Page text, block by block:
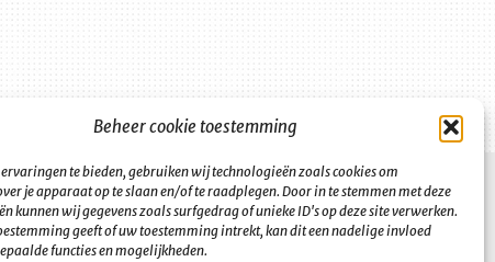
Beheer cookie toestemming
ervaringen te bieden, gebruiken wij technologieën zoals cookies om
je apparaat op te slaan en/of te raadplegen. Door in te stemmen met deze
kunnen wij gegevens zoals surfgedrag of unieke ID's op deze site verwerken.
geeft of uw toestemming intrekt, kan dit een nadelige invloed
functies en mogelijkheden.